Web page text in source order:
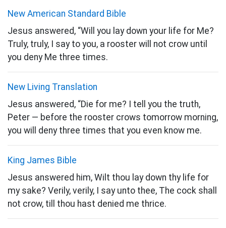
New American Standard Bible
Jesus answered, “Will you lay down your life for Me?
Truly, truly, I say to you, a rooster will not crow until
you deny Me three times.
New Living Translation
Jesus answered, “Die for me? I tell you the truth,
Peter — before the rooster crows tomorrow morning,
you will deny three times that you even know me.
King James Bible
Jesus answered him, Wilt thou lay down thy life for
my sake? Verily, verily, I say unto thee, The cock shall
not crow, till thou hast denied me thrice.